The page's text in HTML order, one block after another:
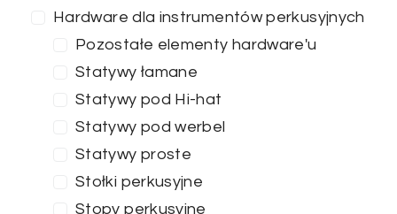
Hardware dla instrumentów perkusyjnych
Pozostałe elementy hardware'u
Statywy łamane
Statywy pod Hi-hat
Statywy pod werbel
Statywy proste
Stołki perkusyjne
Stopy perkusyjne
ZASTOSUJ FILTRY